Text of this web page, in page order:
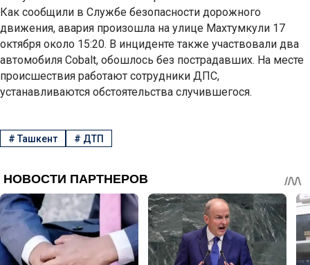
Как сообщили в Службе безопасности дорожного
движения, авария произошла на улице Махтумкули 17
октября около 15:20. В инциденте также участвовали два
автомобиля Cobalt, обошлось без пострадавших. На месте
происшествия работают сотрудники ДПС,
устанавливаются обстоятельства случившегося.
#Ташкент # ДТП